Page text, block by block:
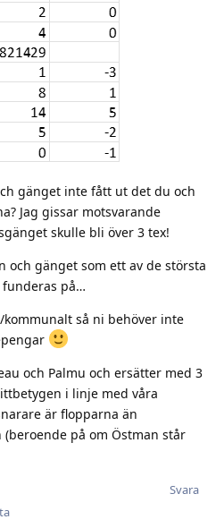
gänget inte fått ut det du och
Jag gissar motsvarande
skulle bli över 3 tex!
och gänget som ett av de största
på…
så ni behöver inte
och Palmu och ersätter med 3
i linje med våra
är flopparna än
på om Östman står
Svara